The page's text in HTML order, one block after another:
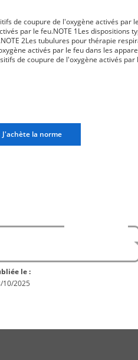
de coupure de l'oxygène activés par
par le feu.NOTE 1Les dispositions
2Les tubulures pour thérapie
activés par le feu dans les
de coupure de l'oxygène activés
cette norme spécifique d'un dispositif
(ISO 18190). Toutes les
J'achète la norme
le :
10/2025